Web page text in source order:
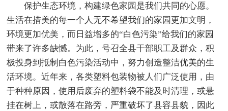
保护生态环境，构建绿色家园是我们共同的心愿。
生活在措美的每一个人无不希望我们的家园更加文明，
环境更加优美，而日益增多的“白色污染”给我们的家园
带来了许多缺憾。为此，号召全县干部职工及群众，积
极投身到抵制白色污染活动中，努力创造整洁优美的生
活环境。近年来，各类塑料包装物被人们广泛使用，由
于种种原因，使用后废弃的塑料袋不能及时清理，或悬
挂在树上，或散落在路旁，严重破坏了县容县貌，因此